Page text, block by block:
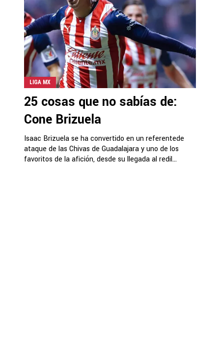
LIGA MX
25 cosas que no sabías de:
Cone Brizuela
Isaac Brizuela se ha convertido en un referentede
ataque de las Chivas de Guadalajara y uno de los
favoritos de la afición, desde su llegada al redil...